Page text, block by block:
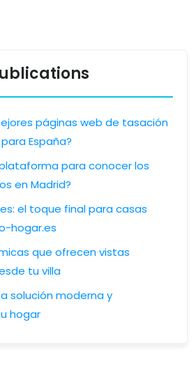
páginas web de tasación
España?
para conocer los
en Madrid?
el toque final para casas
hogar.es
que ofrecen vistas
tu villa
solución moderna y
hogar